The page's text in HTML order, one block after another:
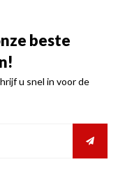
beste
u snel in voor de